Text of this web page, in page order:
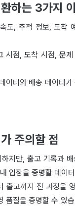
하는 3가지
도, 추적 정보, 도착
시점, 도착 시점, 문
이터와 배송 데이터
주의할 점
지만, 출고 기록과
입장을 증명할 데이
출고까지 전 과정을
품질을 증명할 수 있